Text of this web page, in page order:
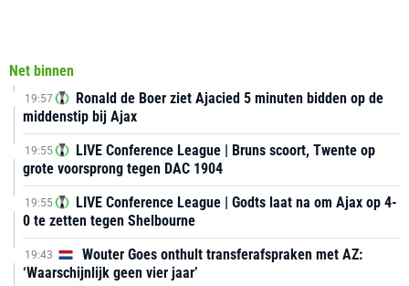
Net binnen
19:57
Ronald de Boer ziet Ajacied 5 minuten bidden op de
middenstip bij Ajax
19:55
LIVE Conference League | Bruns scoort, Twente op
grote voorsprong tegen DAC 1904
19:55
LIVE Conference League | Godts laat na om Ajax op 4-
0 te zetten tegen Shelbourne
19:43
Wouter Goes onthult transferafspraken met AZ:
‘Waarschijnlijk geen vier jaar’